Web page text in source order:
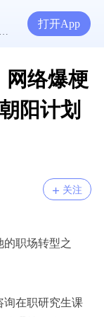
打开App
网络爆梗
阳计划
关注
职场转型之
询在职研究生课